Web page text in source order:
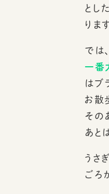
とし
りま
では
一番
はブ
お散
その
あと
うさ
ごろ